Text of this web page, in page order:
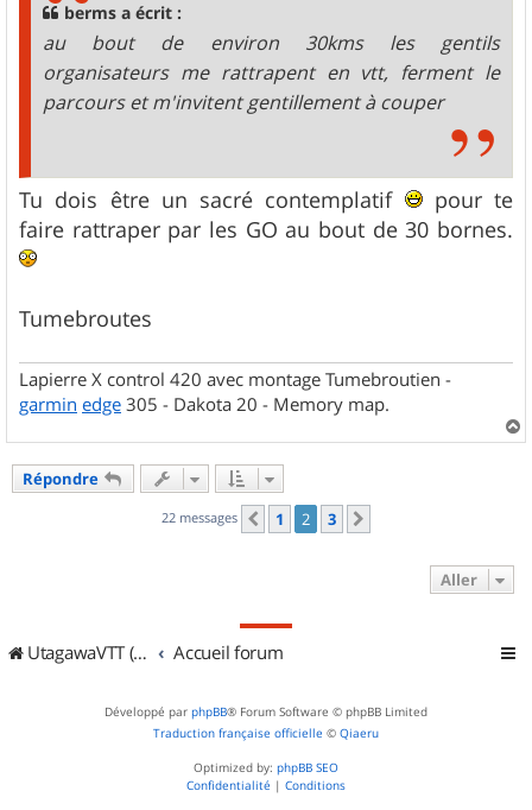
berms a écrit :
au bout de environ 30kms les gentils
organisateurs me rattrapent en vtt, ferment le
parcours et m'invitent gentillement à couper
Tu dois être un sacré contemplatif
pour te
faire rattraper par les GO au bout de 30 bornes.
Tumebroutes
Lapierre X control 420 avec montage Tumebroutien -
garmin edge 305 - Dakota 20 - Memory map.
a
Répondre
22 messages Précédent
1 2 3
Aller
UtagawaVTT (Randos VTT et VTTAE avec traces GPS) Accueil forum
Développé par phpBB® Forum Software © phpBB Limited
Traduction française officielle © Qiaeru
Optimized by: phpBB SEO
Confidentialité | Conditions